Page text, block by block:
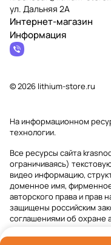
ул. Дальняя 2А
Интернет-магазин
Информация
© 2026 lithium-store.ru
На информационном
технологии.
Все ресурсы сайта
ограничиваясь)
видео информацию,
доменное имя,
авторского права и прав
защищены российским
соглашениями об охране